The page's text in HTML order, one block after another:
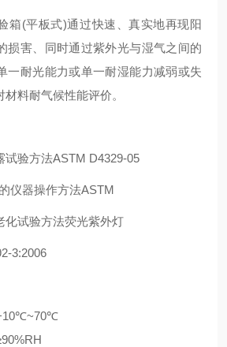
箱(平板式)通过快速、真实地再现阳
损害、同时通过紫外光与湿气之间的
一耐光能力或单一耐湿能力减弱或失
料耐气候性能评价。
试验方法ASTM D4329-05
仪器操作方法ASTM
化试验方法荧光紫外灯
3:2006